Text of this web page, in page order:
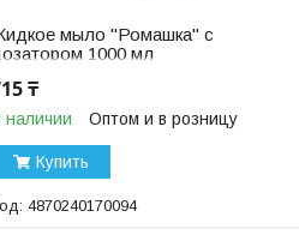
мыло "Ромашка" с
1000 мл
₸
наличии Оптом и в розницу
Купить
4870240170094